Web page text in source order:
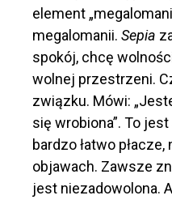
element
megalomanii. Sepia
spokój, chcę
wolnej przestrzeni.
związku. Mówi:
się wrobiona”. To jest
bardzo łatwo
objawach. Zawsze
jest niezadowolona.